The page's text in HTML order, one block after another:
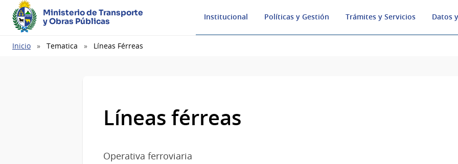
Ministerio de Transporte
y Obras Públicas
Institucional Políticas y Gestión Trámites y Servicios Datos
Ruta
Inicio Tematica Líneas Férreas
Líneas férreas
Operativa ferroviaria